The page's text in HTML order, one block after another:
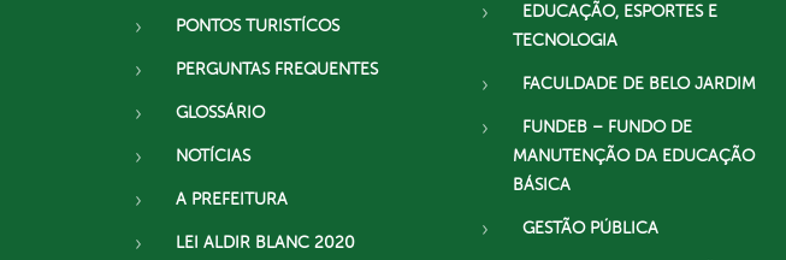
PONTOS TURISTÍCOS
PERGUNTAS FREQUENTES
GLOSSÁRIO
NOTÍCIAS
A PREFEITURA
LEI ALDIR BLANC 2020
EDUCAÇÃO, ESPORTES E
TECNOLOGIA
FACULDADE DE BELO JARDIM
FUNDEB – FUNDO DE
MANUTENÇÃO DA EDUCAÇÃO
BÁSICA
GESTÃO PÚBLICA